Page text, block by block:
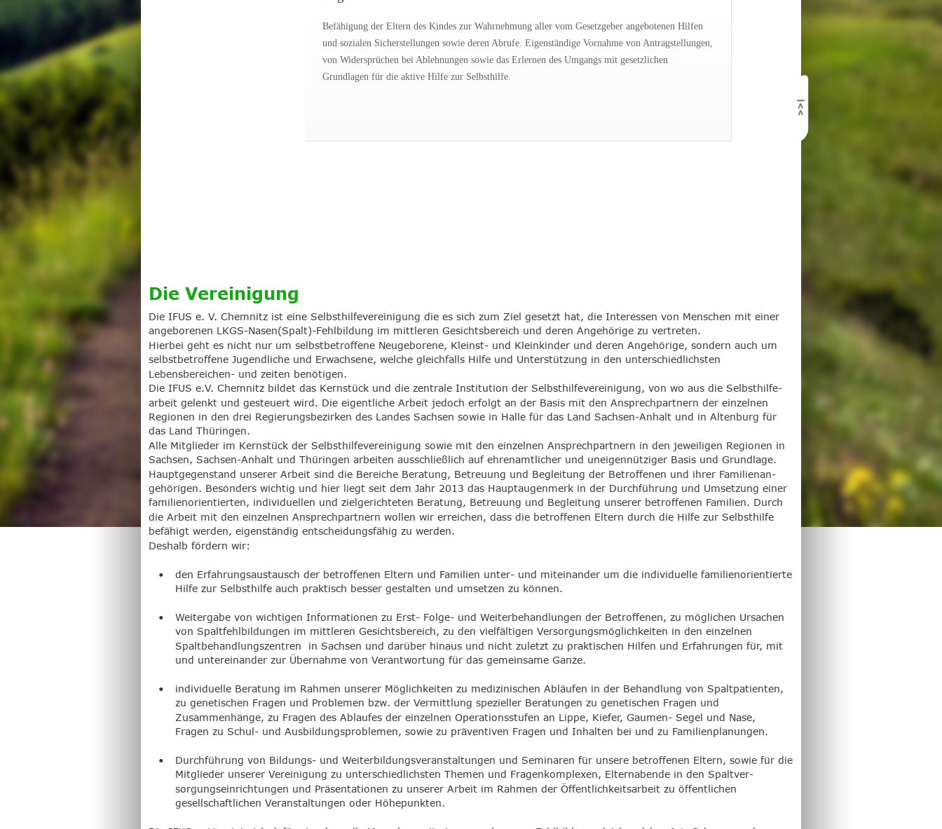
Die Vereinigung
Die IFUS e. V. Chemnitz ist eine Selbsthilfevereinigung die es sich zum Ziel gesetzt hat, die Interessen von Menschen mit einer
angeborenen LKGS-Nasen(Spalt)-Fehlbildung im mittleren Gesichtsbereich und deren Angehörige zu vertreten.
Hierbei geht es nicht nur um selbstbetroffene Neugeborene, Kleinst- und Kleinkinder und deren Angehörige, sondern auch um
selbstbetroffene Jugendliche und Erwachsene, welche gleichfalls Hilfe und Unterstützung in den unterschiedlichsten
Lebensbereichen- und zeiten benötigen.
Die IFUS e.V. Chemnitz bildet das Kernstück und die zentrale Institution der Selbsthilfevereinigung, von wo aus die Selbsthilfe-
arbeit gelenkt und gesteuert wird. Die eigentliche Arbeit jedoch erfolgt an der Basis mit den Ansprechpartnern der einzelnen
Regionen in den drei Regierungsbezirken des Landes Sachsen sowie in Halle für das Land Sachsen-Anhalt und in Altenburg für
das Land Thüringen.
Alle Mitglieder im Kernstück der Selbsthilfevereinigung sowie mit den einzelnen Ansprechpartnern in den jeweiligen Regionen in
Sachsen, Sachsen-Anhalt und Thüringen arbeiten ausschließlich auf ehrenamtlicher und uneigennütziger Basis und Grundlage.
Hauptgegenstand unserer Arbeit sind die Bereiche Beratung, Betreuung und Begleitung der Betroffenen und ihrer Familienan-
gehörigen. Besonders wichtig und hier liegt seit dem Jahr 2013 das Hauptaugenmerk in der Durchführung und Umsetzung einer
familienorientierten, individuellen und zielgerichteten Beratung, Betreuung und Begleitung unserer betroffenen Familien. Durch
die Arbeit mit den einzelnen Ansprechpartnern wollen wir erreichen, dass die betroffenen Eltern durch die Hilfe zur Selbsthilfe
befähigt werden, eigenständig entscheidungsfähig zu werden.
Deshalb fördern wir:
•
den Erfahrungsaustausch der betroffenen Eltern und Familien unter- und miteinander um die individuelle familienorientierte
Hilfe zur Selbsthilfe auch praktisch besser gestalten und umsetzen zu können.
•
Weitergabe von wichtigen Informationen zu Erst- Folge- und Weiterbehandlungen der Betroffenen, zu möglichen Ursachen
von Spaltfehlbildungen im mittleren Gesichtsbereich, zu den vielfältigen Versorgungsmöglichkeiten in den einzelnen
Spaltbehandlungszentren  in Sachsen und darüber hinaus und nicht zuletzt zu praktischen Hilfen und Erfahrungen für, mit
und untereinander zur Übernahme von Verantwortung für das gemeinsame Ganze.
•
individuelle Beratung im Rahmen unserer Möglichkeiten zu medizinischen Abläufen in der Behandlung von Spaltpatienten,
zu genetischen Fragen und Problemen bzw. der Vermittlung spezieller Beratungen zu genetischen Fragen und
Zusammenhänge, zu Fragen des Ablaufes der einzelnen Operationsstufen an Lippe, Kiefer, Gaumen- Segel und Nase,
Fragen zu Schul- und Ausbildungsproblemen, sowie zu präventiven Fragen und Inhalten bei und zu Familienplanungen.
•
Durchführung von Bildungs- und Weiterbildungsveranstaltungen und Seminaren für unsere betroffenen Eltern, sowie für die
Mitglieder unserer Vereinigung zu unterschiedlichsten Themen und Fragenkomplexen, Elternabende in den Spaltver-
sorgungseinrichtungen und Präsentationen zu unserer Arbeit im Rahmen der Öffentlichkeitsarbeit zu öffentlichen
gesellschaftlichen Veranstaltungen oder Höhepunkten.
Befähigung der Eltern des Kindes zur Wahrnehmung aller vom Gesetzgeber angebotenen Hilfen
und sozialen Sicherstellungen sowie deren Abrufe. Eigenständige Vornahme von Antragstellungen,
von Widersprüchen bei Ablehnungen sowie das Erlernen des Umgangs mit gesetzlichen
Grundlagen für die aktive Hilfe zur Selbsthilfe.